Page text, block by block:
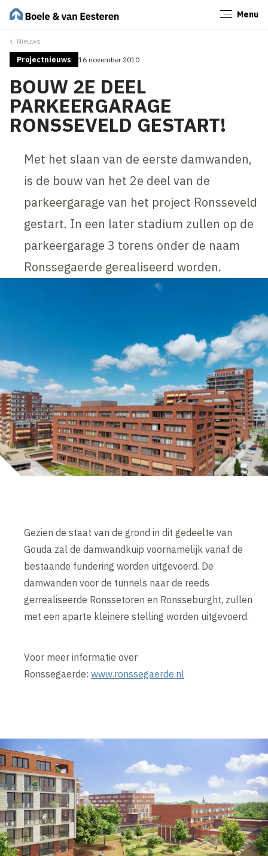
Menu
Nieuws
Projectnieuws 16 november 2010
BOUW 2E DEEL
PARKEERGARAGE
RONSSEVELD GESTART!
Met het slaan van de eerste damwanden,
is de bouw van het 2e deel van de
parkeergarage van het project Ronsseveld
gestart. In een later stadium zullen op de
parkeergarage 3 torens onder de naam
Ronssegaerde gerealiseerd worden.
Gezien de staat van de grond in dit gedeelte van
Gouda zal de damwandkuip voornamelijk vanaf de
bestaande fundering worden uitgevoerd. De
damwanden voor de tunnels naar de reeds
gerrealiseerde Ronssetoren en Ronsseburght, zullen
met een aparte kleinere stelling worden uitgevoerd.
Voor meer informatie over
Ronssegaerde:www.ronssegaerde.nl
Sluiten